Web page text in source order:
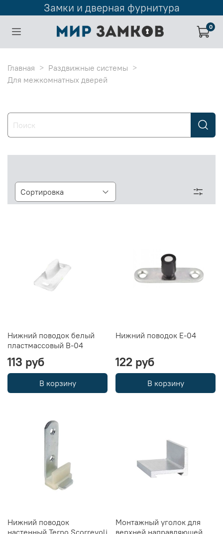
Замки и дверная фурнитура
0
Главная
Раздвижные системы
Для межкомнатных дверей
Нижний поводок белый
пластмассовый В-04
113 руб
В корзину
Нижний поводок E-04
122 руб
В корзину
Нижний поводок
настенный Terno Scorrevoli
Монтажный уголок для
верхней направляющей